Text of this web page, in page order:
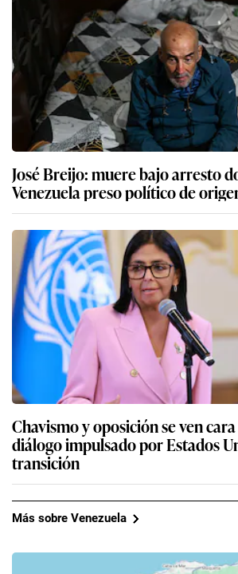
José Breijo: muere bajo arresto
Venezuela preso político de
Chavismo y oposición se ven
diálogo impulsado por Estados
transición
Más sobre Venezuela